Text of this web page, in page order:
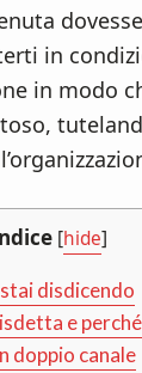
in
in modo
[hide]
disdicendo
e
doppio canale